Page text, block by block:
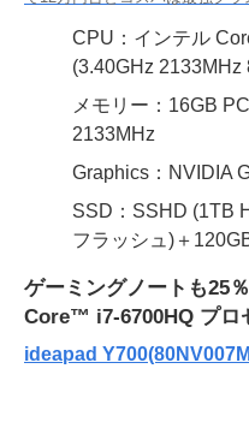
CPU：インテル
(3.40GHz 2133MHz
メモリー：16GB
2133MHz
Graphics：NVIDIA
SSD：SSHD (1TB
フラッシュ)＋
ゲーミングノートも25
Core™ i7-6700HQ プロ
ideapad